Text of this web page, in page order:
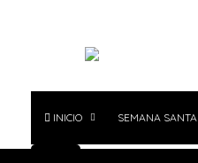
INICIO SEMANA SANTA